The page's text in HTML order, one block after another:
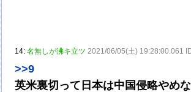
14:名無しが沸キ立ツ 2021/06/05(土) 19:28:00.061
>>9
英米裏切って日本は中国侵略やめ